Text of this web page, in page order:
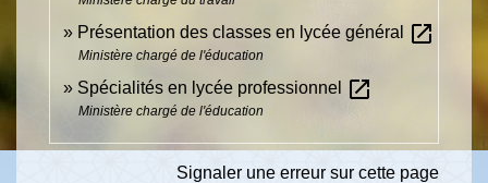
Présentation des classes en lycée général open_in_new
Ministère chargé de l'éducation
Spécialités en lycée professionnel open_in_new
Ministère chargé de l'éducation
Signaler une erreur sur cette page